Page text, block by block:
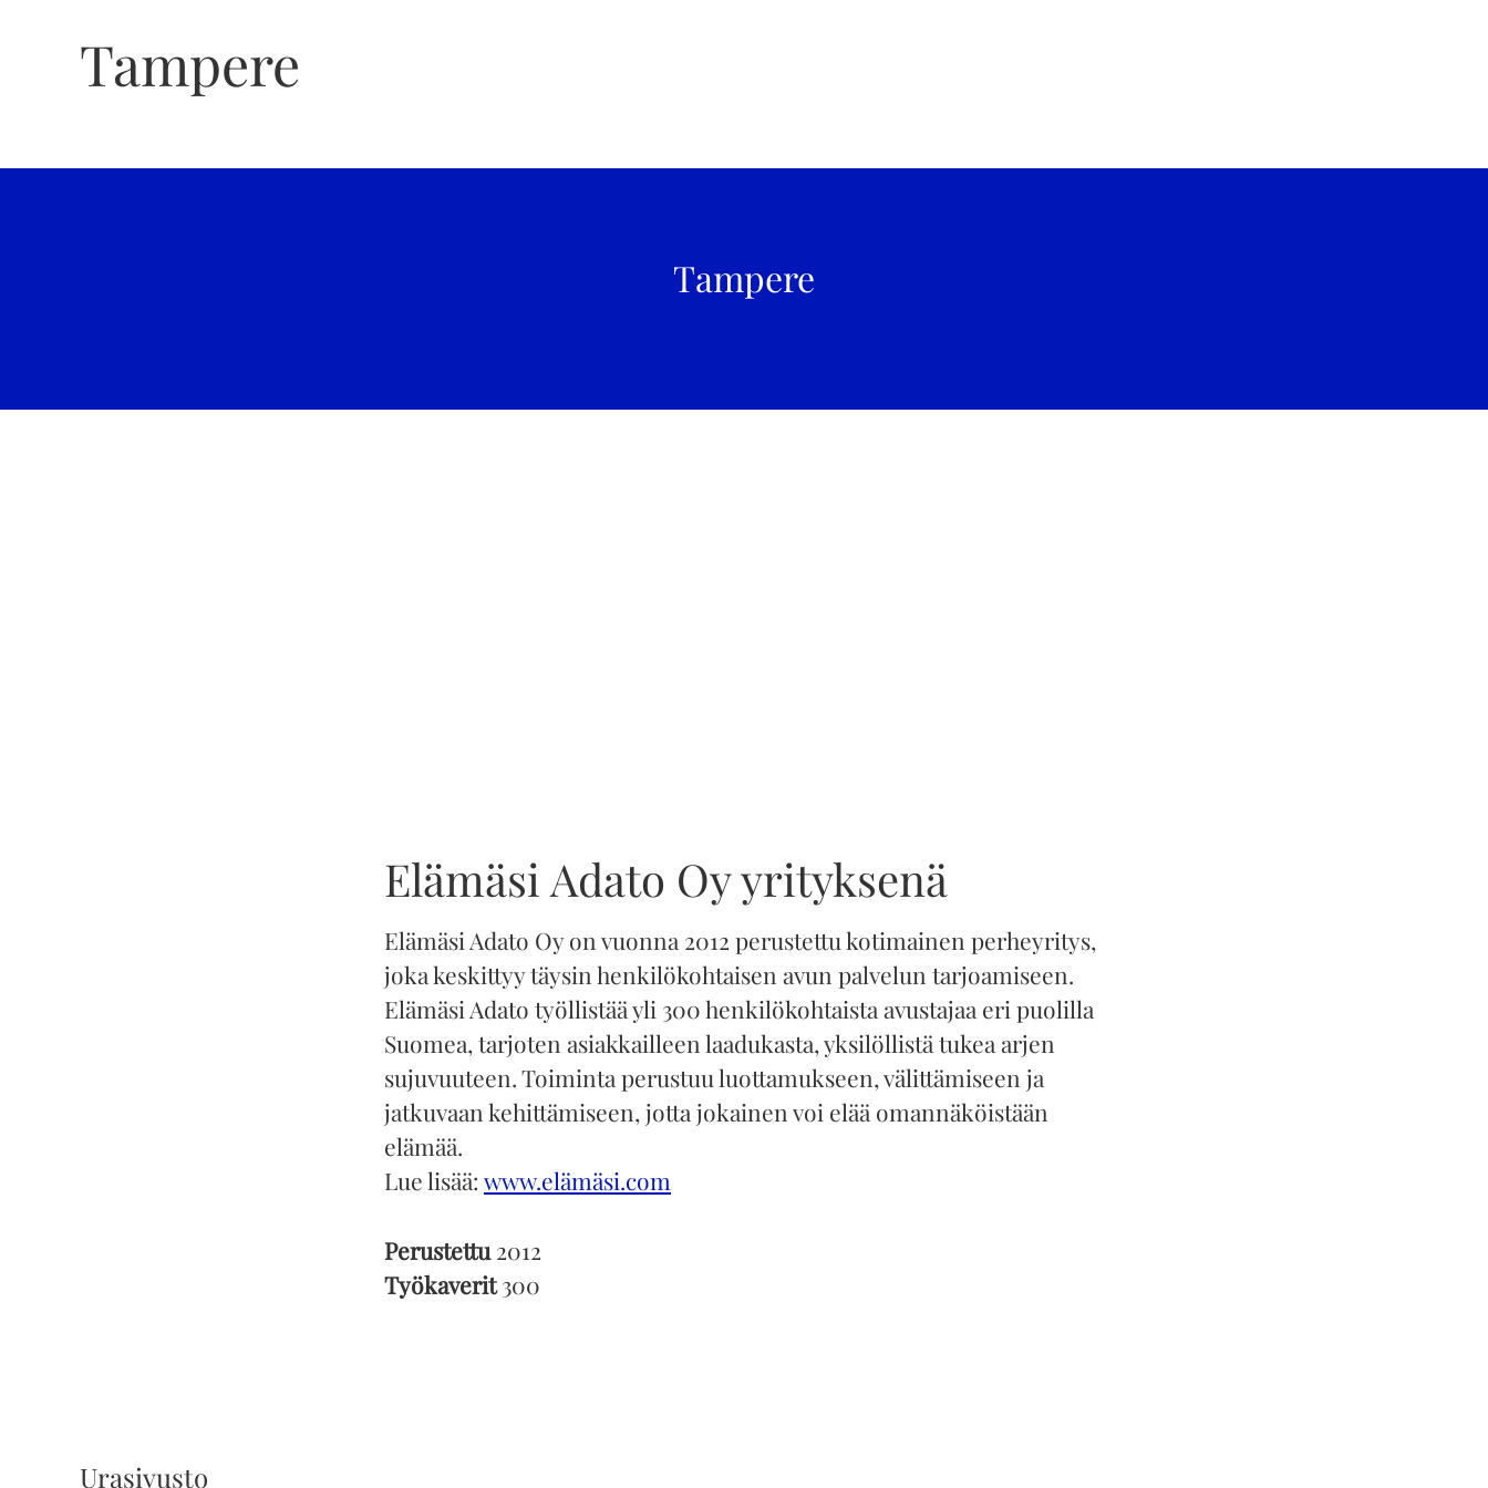
Tampere
Tampere
Elämäsi Adato Oy yrityksenä
Elämäsi Adato Oy on vuonna 2012 perustettu kotimainen perheyritys,
joka keskittyy täysin henkilökohtaisen avun palvelun tarjoamiseen.
Elämäsi Adato työllistää yli 300 henkilökohtaista avustajaa eri puolilla
Suomea, tarjoten asiakkailleen laadukasta, yksilöllistä tukea arjen
sujuvuuteen. Toiminta perustuu luottamukseen, välittämiseen ja
jatkuvaan kehittämiseen, jotta jokainen voi elää omannäköistään
elämää.
Lue lisää: www.elämäsi.com
Perustettu2012
Työkaverit300
Urasivusto